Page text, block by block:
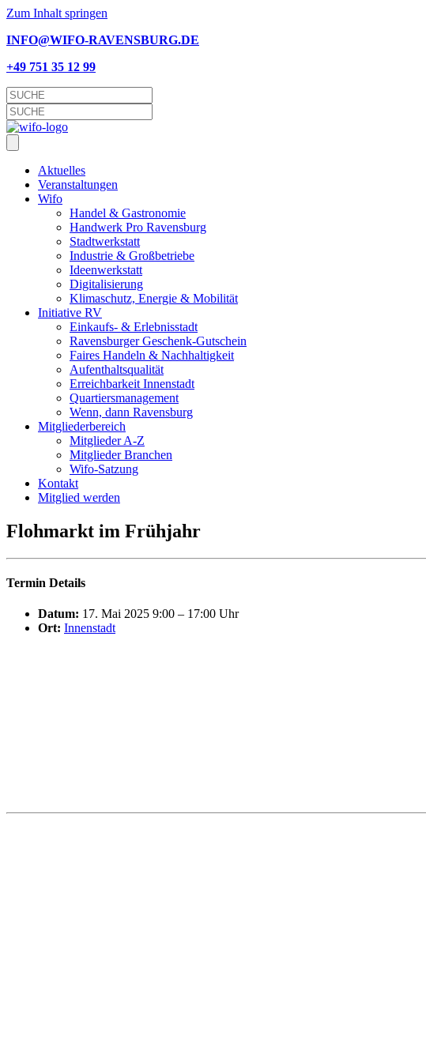
Zum Inhalt springen
INFO@WIFO-RAVENSBURG.DE
+49 751 35 12 99
Aktu­el­les
Ver­an­stal­tun­gen
Wifo
Han­del & Gastronomie
Hand­werk Pro Ravensburg
Stadt­werk­statt
Indus­trie & Großbetriebe
Ideen­werk­statt
Digi­ta­li­sie­rung
Kli­ma­schutz, Ener­gie & Mobilität
Initia­ti­ve RV
Einkaufs- & Erlebnisstadt
Ravens­bur­ger Geschenk-Gutschein
Fai­res Han­deln & Nachhaltigkeit
Auf­ent­halts­qua­li­tät
Erreich­bar­keit Innenstadt
Quar­tiers­ma­nage­ment
Wenn, dann Ravensburg
Mit­glie­der­be­reich
Mit­glie­der A‑Z
Mit­glie­der Branchen
Wifo-Sat­­zung
Kon­takt
Mit­glied werden
Floh­markt im Frühjahr
Ter­min Details
Datum: 17. Mai 2025 9:00 – 17:00 Uhr
Ort: Innenstadt